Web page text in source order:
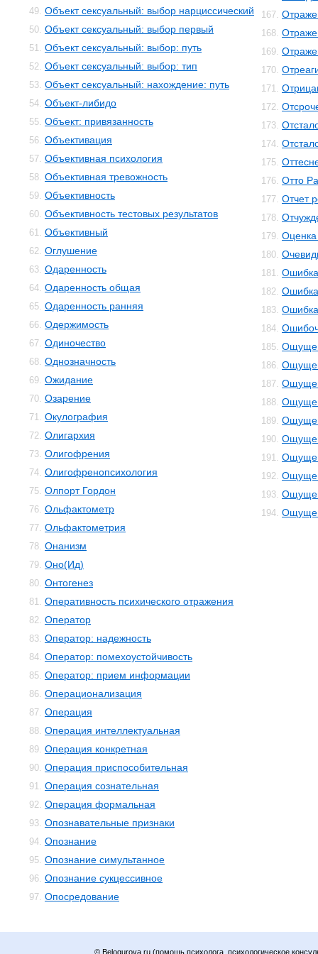
49. Объект сексуальный: выбор нарциссический
50. Объект сексуальный: выбор первый
51. Объект сексуальный: выбор: путь
52. Объект сексуальный: выбор: тип
53. Объект сексуальный: нахождение: путь
54. Объект-либидо
55. Объект: привязанность
56. Объективация
57. Объективная психология
58. Объективная тревожность
59. Объективность
60. Объективность тестовых результатов
61. Объективный
62. Оглушение
63. Одаренность
64. Одаренность общая
65. Одаренность ранняя
66. Одержимость
67. Одиночество
68. Однозначность
69. Ожидание
70. Озарение
71. Окулография
72. Олигархия
73. Олигофрения
74. Олигофренопсихология
75. Олпорт Гордон
76. Ольфактометр
77. Ольфактометрия
78. Онанизм
79. Оно(Ид)
80. Онтогенез
81. Оперативность психического отражения
82. Оператор
83. Оператор: надежность
84. Оператор: помехоустойчивость
85. Оператор: прием информации
86. Операционализация
87. Операция
88. Операция интеллектуальная
89. Операция конкретная
90. Операция приспособительная
91. Операция сознательная
92. Операция формальная
93. Опознавательные признаки
94. Опознание
95. Опознание симультанное
96. Опознание сукцессивное
97. Опосредование
167.
168.
169.
170.
171.
172.
173.
174.
175.
176. Отто
177. Отчет
178.
179. Оценка
180.
181. Ошибка
182.
183.
184.
185.
186.
187.
188.
189.
190.
191.
192.
193.
194.
© Belogurova.ru (помощь психолога, психологическое